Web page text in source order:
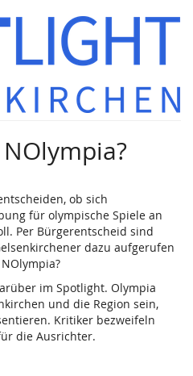
ob sich
für olympische Spiele an
Per Bürgerentscheid sind
dazu aufgerufen
im Spotlight. Olympia
und die Region sein,
Kritiker bezweifeln
die Ausrichter.